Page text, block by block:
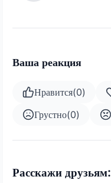
Ваша реакция
Нравится(0)
Грустно(0)
Расскажи друзьям: